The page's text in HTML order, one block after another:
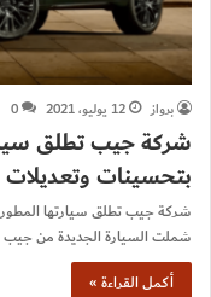
برواز
12 يوليو، 2021 0
بتحسينات
شملت السيارة الجديدة من
أكمل القراءة »